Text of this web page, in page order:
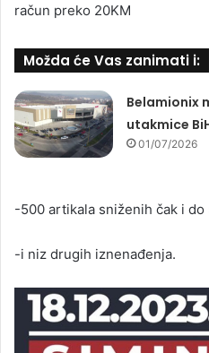
račun preko 20KM
Možda će Vas zanimati i:
Belamionix
utakmice
01/07/2026
-500 artikala sniženih čak i do
-i niz drugih iznenađenja.